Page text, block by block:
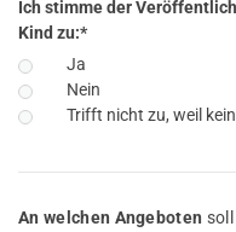
Ich stimme der
Kind zu:*
Ja
Nein
Trifft nicht zu, weil
An welchen Angeboten